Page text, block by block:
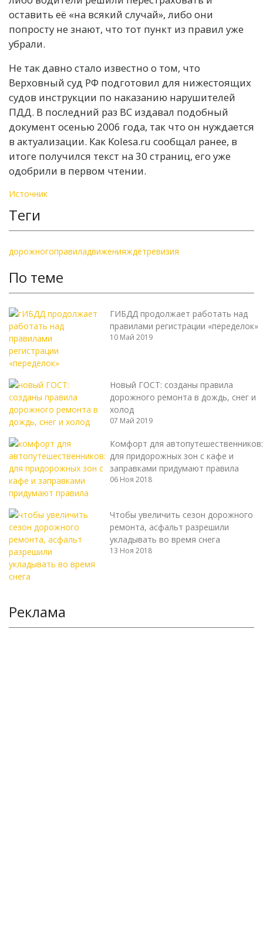
оставить её «на всякий случай», либо они
попросту не знают, что тот пункт из правил уже
убрали.
Не так давно стало известно о том, что
Верховный суд РФ подготовил для нижестоящих
судов инструкции по наказанию нарушителей
ПДД. В последний раз ВС издавал подобный
документ осенью 2006 года, так что он нуждается
в актуализации. Как Kolesa.ru сообщал ранее, в
итоге получился текст на 30 страниц, его уже
одобрили в первом чтении.
Источник
Теги
дорожногоправиладвиженияждётревизия
По теме
ГИБДД продолжает работать над
правилами регистрации «переделок»
10 Май 2019
Новый ГОСТ: созданы правила
дорожного ремонта в дождь, снег и
холод
07 Май 2019
Комфорт для автопутешественников:
для придорожных зон с кафе и
заправками придумают правила
06 Ноя 2018
Чтобы увеличить сезон дорожного
ремонта, асфальт разрешили
укладывать во время снега
13 Ноя 2018
Реклама